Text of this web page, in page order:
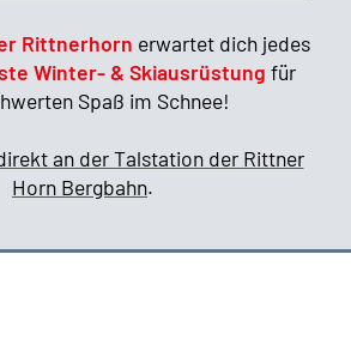
Rittnerhorn erwartet dich jedes
Winter- & Skiausrüstung für
Spaß im Schnee!
an der Talstation der Rittner
Horn Bergbahn.